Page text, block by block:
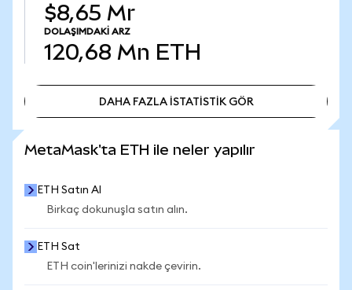
$8,65 Mr
DOLAŞIMDAKI ARZ
120,68 Mn ETH
DAHA FAZLA İSTATİSTİK GÖR
MetaMask'ta ETH ile neler yapılır
ETH Satın Al
Birkaç dokunuşla satın alın.
ETH Sat
ETH coin'lerinizi nakde çevirin.